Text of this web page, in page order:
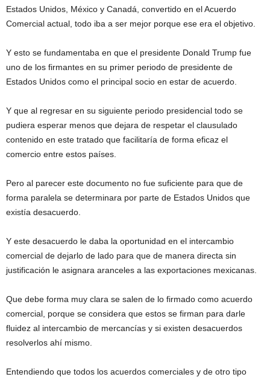
Estados Unidos, México y Canadá, convertido en el Acuerdo
Comercial actual, todo iba a ser mejor porque ese era el objetivo.
Y esto se fundamentaba en que el presidente Donald Trump fue
uno de los firmantes en su primer periodo de presidente de
Estados Unidos como el principal socio en estar de acuerdo.
Y que al regresar en su siguiente periodo presidencial todo se
pudiera esperar menos que dejara de respetar el clausulado
contenido en este tratado que facilitaría de forma eficaz el
comercio entre estos países.
Pero al parecer este documento no fue suficiente para que de
forma paralela se determinara por parte de Estados Unidos que
existía desacuerdo.
Y este desacuerdo le daba la oportunidad en el intercambio
comercial de dejarlo de lado para que de manera directa sin
justificación le asignara aranceles a las exportaciones mexicanas.
Que debe forma muy clara se salen de lo firmado como acuerdo
comercial, porque se considera que estos se firman para darle
fluidez al intercambio de mercancías y si existen desacuerdos
resolverlos ahí mismo.
Entendiendo que todos los acuerdos comerciales y de otro tipo